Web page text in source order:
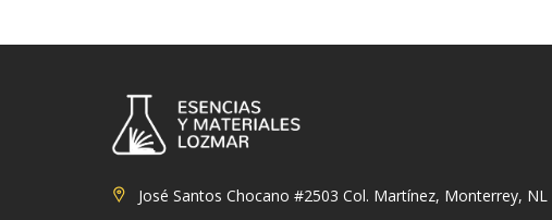
José Santos Chocano #2503 Col. Martínez, Monterrey, NL